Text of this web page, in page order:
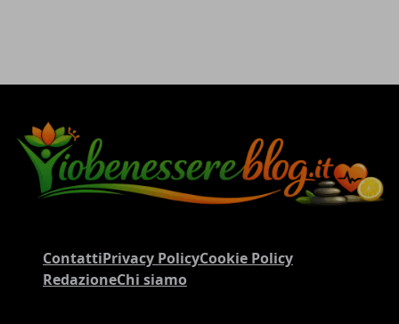
ContattiPrivacy PolicyCookie Policy
RedazioneChi siamo